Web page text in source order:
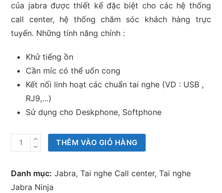
của jabra được thiết kế đặc biệt cho các hệ thống
call center, hệ thống chăm sóc khách hàng trực
tuyến. Những tính năng chính :
Khử tiếng ồn
Cần míc có thể uốn cong
Kết nối linh hoạt các chuẩn tai nghe (VD : USB ,
RJ9,…)
Sử dụng cho Deskphone, Softphone
Tai
nghe
Jabra
Ninja
THÊM VÀO GIỎ HÀNG
Danh mục: Jabra,Tai nghe Call center,Tai nghe
Jabra Ninja